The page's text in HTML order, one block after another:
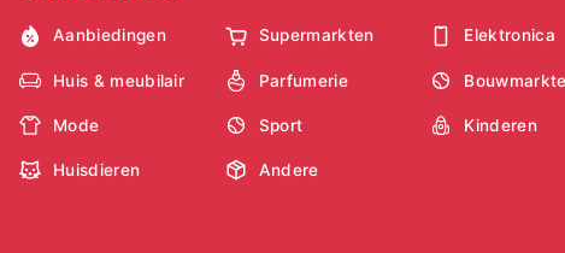
Aanbiedingen Supermarkten Elektronica
Huis & meubilair Parfumerie
Mode Sport Kinderen
Huisdieren Andere